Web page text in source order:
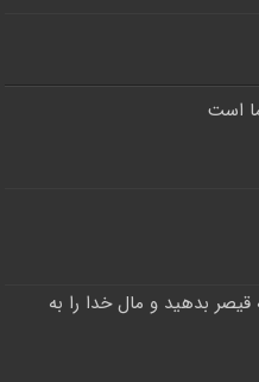
است
بدهید و مال خدا را به